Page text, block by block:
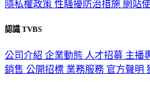
隱私權政策 性騷擾防治措施 網站
認識 TVBS
公司介紹 企業動態 人才招募 主播
銷售 公開招標 業務服務 官方聲明